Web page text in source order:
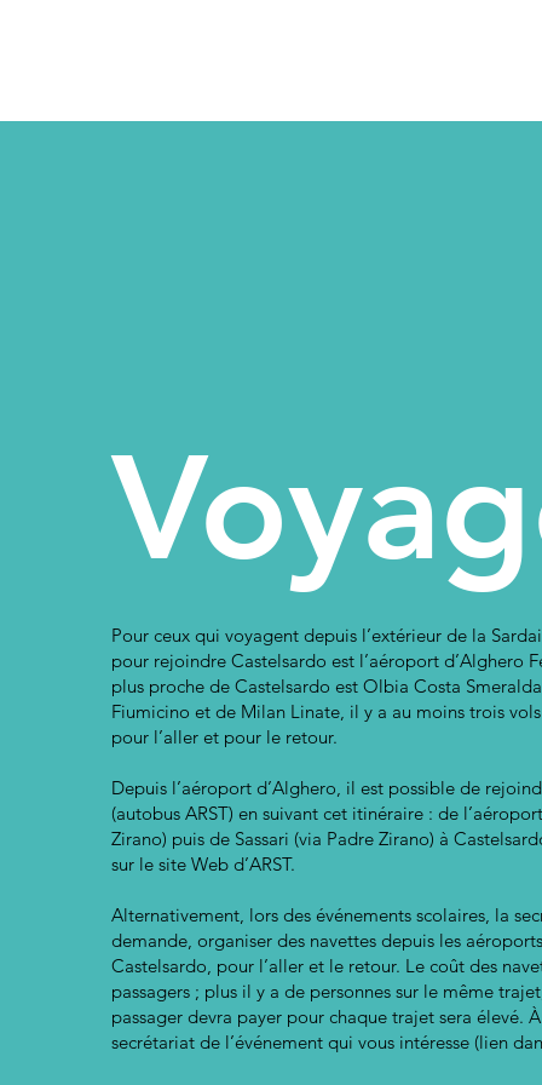
Pour ceux qui voyagent depuis l’extérieur de la
pour rejoindre Castelsardo est l’aéroport d’Alghero
plus proche de Castelsardo est Olbia Costa
Fiumicino et de Milan Linate, il y a au moins trois
pour l’aller et pour le retour.
Depuis l’aéroport d’Alghero, il est possible de
(autobus ARST) en suivant cet itinéraire : de
Zirano) puis de Sassari (via Padre Zirano) à
sur le site Web d’ARST.
Alternativement, lors des événements scolaires, la
demande, organiser des navettes depuis les
Castelsardo, pour l’aller et le retour. Le coût des
passagers ; plus il y a de personnes sur le même
passager devra payer pour chaque trajet sera élevé.
secrétariat de l’événement qui vous intéresse (lien